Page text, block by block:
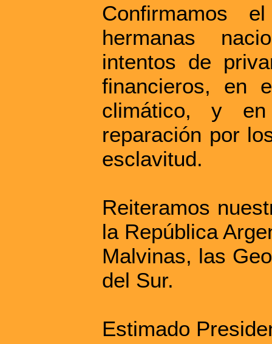
Confirmamos
hermanas
intentos de
financieros, en
climático, y
reparación por
esclavitud.
Reiteramos
la República
Malvinas, las
del Sur.
Estimado